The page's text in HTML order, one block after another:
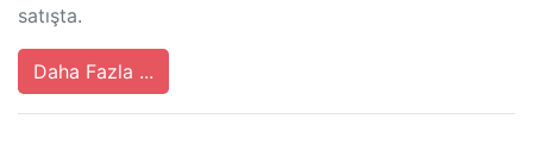
satışta.
Daha Fazla ...